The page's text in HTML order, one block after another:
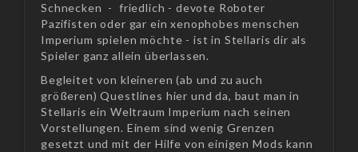
Schnecken - friedlich - devote Roboter
Pazifisten oder gar ein xenophobes menschen
Imperium spielen möchte - ist in Stellaris dir als
Spieler ganz allein überlassen.
Begleitet von kleineren (ab und zu auch
größeren) Questlines hier und da, baut man in
Stellaris ein Weltraum Imperium nach seinen
Vorstellungen. Einem sind wenig Grenzen
gesetzt und mit der Hilfe von einigen Mods kann